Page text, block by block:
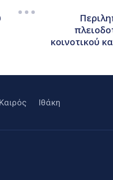
κοινοτικού
Καιρός Ιθάκη